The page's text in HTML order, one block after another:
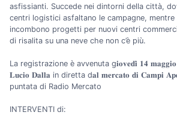
asfissianti. Succede nei dintorni della città,
centri logistici asfaltano le campagne, mentre
incombono progetti per nuovi centri
di risalita su una neve che non c’è più.
La registrazione è avvenuta g𝐢𝐨𝐯𝐞𝐝𝐢̀ 𝟏𝟒 𝐦𝐚𝐠𝐠𝐢𝐨
𝐋𝐮𝐜𝐢𝐨 𝐃𝐚𝐥𝐥𝐚 in diretta d𝐚𝐥 𝐦𝐞𝐫𝐜𝐚𝐭𝐨 𝐝𝐢 𝐂𝐚𝐦𝐩𝐢
puntata di Radio Mercato
INTERVENTI di: